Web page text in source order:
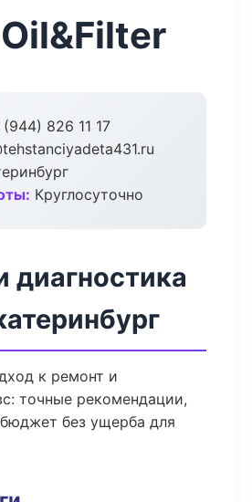
(944) 826 11 17
Круглосуточно
диагностика
к ремонт и
точные рекомендации,
без ущерба для